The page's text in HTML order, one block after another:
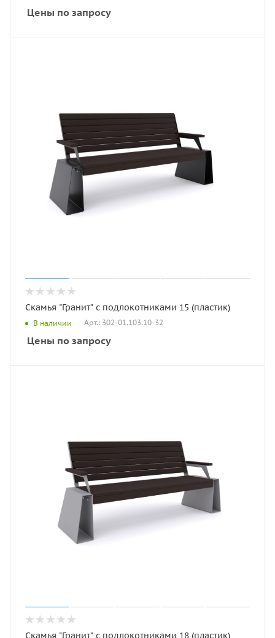
Цены по запросу
Скамья "Гранит" с подлокотниками 15 (пластик)
В наличии Арт.: 302-01.103.10-32
Цены по запросу
Скамья "Гранит" с подлокотниками 18 (пластик)